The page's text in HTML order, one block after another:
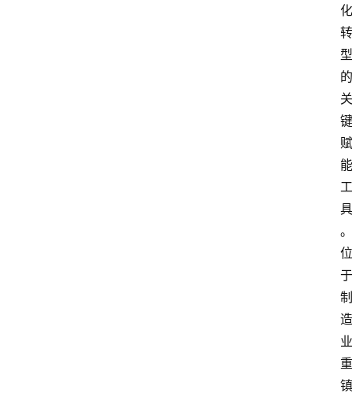
化
转
型
的
关
键
赋
能
工
具
。
位
于
制
造
业
重
镇